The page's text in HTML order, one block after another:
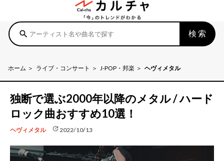
search 検索
ホーム ライブ・コンサート J-POP・邦楽 ヘヴィメタル
独断で選ぶ2000年以降のメタル / ハード
ロック曲おすすめ10選！
ヘヴィメタル update 2022/10/13